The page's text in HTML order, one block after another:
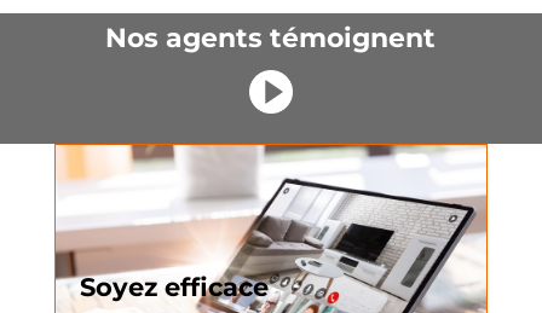
Nos agents témoignent
Soyez efficace